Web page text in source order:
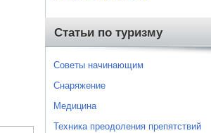
Статьи по туризму
Советы начинающим
Снаряжение
Медицина
Техника преодоления препятствий